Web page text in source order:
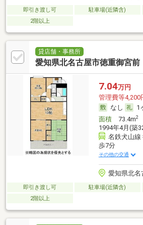
即引き渡し可 駐車場(近隣含)
2階以上
貸店舗・事務所
愛知県北名古屋市徳重御宮前
7.04万円
管理費等4,200
なし
1
面積73.4m2
1994年4月(築
名鉄犬山線
歩7分
その他の交通
愛知県北名
即引き渡し可 駐車場(近隣含)
2階以上